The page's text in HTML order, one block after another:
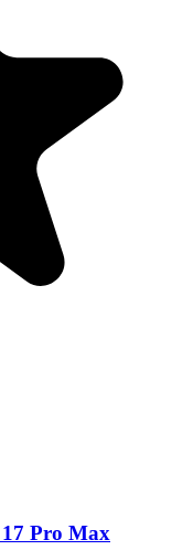
Pro Max